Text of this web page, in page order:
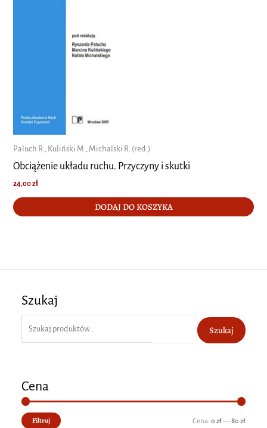
Szukaj
a
Szukaj
Cena
CC
Filtruj Cena:0 zł—80 zł
Paluch R., Kuliński M., Michalski R. (red.)
Obciążenie układu ruchu. Przyczyny i skutki
24,00zł
DODAJ DO KOSZYKA